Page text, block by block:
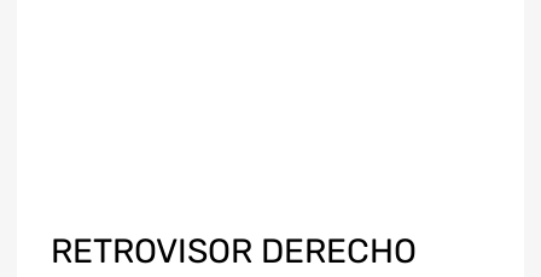
RETROVISOR DERECHO